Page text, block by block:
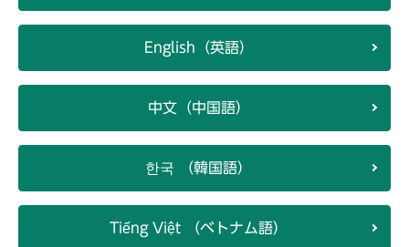
English（英語）
中文（中国語）
한국 （韓国語）
Tiếng Việt （ベトナム語）